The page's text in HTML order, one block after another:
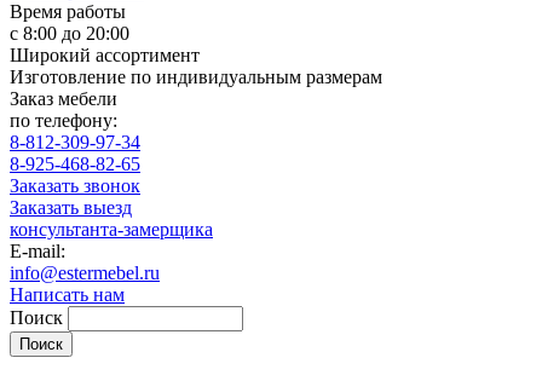
Время работы
с 8:00 до 20:00
Широкий ассортимент
Изготовление по индивидуальным размерам
Заказ мебели
по телефону:
8-812-309-97-34
8-925-468-82-65
Заказать звонок
Заказать выезд
консультанта-замерщика
E-mail:
info@estermebel.ru
Написать нам
Поиск